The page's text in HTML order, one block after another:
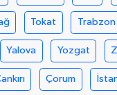
Tokat Trabzon
Yalova Yozgat
Çorum